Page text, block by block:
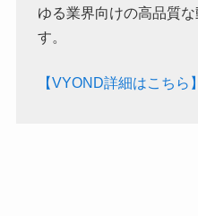
ゆる業界向けの高品質
す。
【VYOND詳細はこちら】